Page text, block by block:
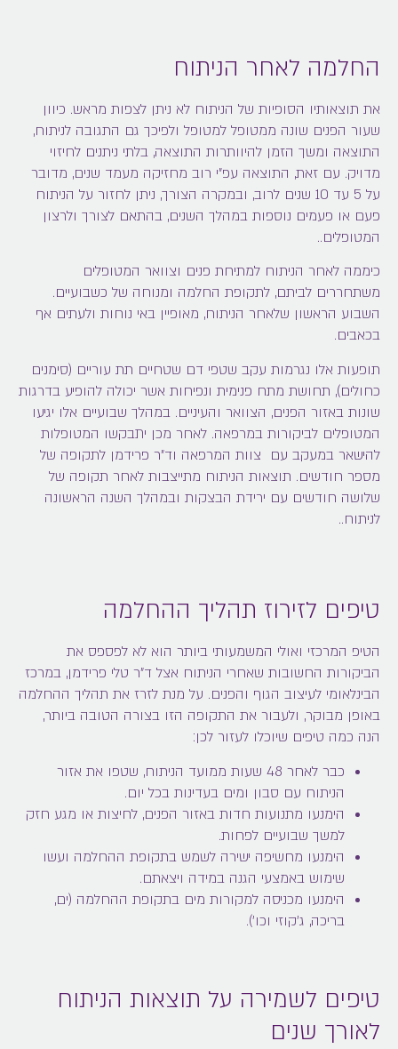
החלמה לאחר הניתוח
את תוצאותיו הסופיות של הניתוח לא ניתן לצפות מראש. כיוון
שעור הפנים שונה ממטופל למטופל ולפיכך גם התגובה לניתוח,
התוצאה ומשך הזמן להיוותרות התוצאה, בלתי ניתנים לחיזוי
מדויק. עם זאת, התוצאה עפ"י רוב מחזיקה מעמד שנים, מדובר
על 5 עד 10 שנים לרוב, ובמקרה הצורך, ניתן לחזור על הניתוח
פעם או פעמים נוספות במהלך השנים, בהתאם לצורך ולרצון
המטופלים..
כיממה לאחר הניתוח למתיחת פנים וצוואר המטופלים
משתחררים לביתם, לתקופת החלמה ומנוחה של כשבועיים.
השבוע הראשון שלאחר הניתוח, מאופיין באי נוחות ולעתים אף
בכאבים.
תופעות אלו נגרמות עקב שטפי דם שטחיים תת עוריים (סימנים
כחולים), תחושת מתח פנימית ונפיחות אשר יכולה להופיע בדרגות
שונות באזור הפנים, הצוואר והעיניים. במהלך שבועיים אלו יגיעו
המטופלים לביקורות במרפאה. לאחר מכן יתבקשו המטופלות
להישאר במעקב עם צוות המרפאה וד"ר פרידמן לתקופה של
מספר חודשים. תוצאות הניתוח מתייצבות לאחר תקופה של
שלושה חודשים עם ירידת הבצקות ובמהלך השנה הראשונה
לניתוח..
טיפים לזירוז תהליך ההחלמה
הטיפ המרכזי ואולי המשמעותי ביותר הוא לא לפספס את
הביקורות החשובות שאחרי הניתוח אצל ד"ר טלי פרידמן, במרכז
הבינלאומי לעיצוב הגוף והפנים. על מנת לזרז את תהליך ההחלמה
באופן מבוקר, ולעבור את התקופה הזו בצורה הטובה ביותר,
הנה כמה טיפים שיוכלו לעזור לכן:
כבר לאחר 48 שעות ממועד הניתוח, שטפו את אזור
הניתוח עם סבון ומים בעדינות בכל יום.
הימנעו מתנועות חדות באזור הפנים, לחיצות או מגע חזק
למשך שבועיים לפחות.
הימנעו מחשיפה ישירה לשמש בתקופת ההחלמה ועשו
שימוש באמצעי הגנה במידה ויצאתם.
הימנעו מכניסה למקורות מים בתקופת ההחלמה (ים,
בריכה, ג'קוזי וכו').
טיפים לשמירה על תוצאות הניתוח
לאורך שנים